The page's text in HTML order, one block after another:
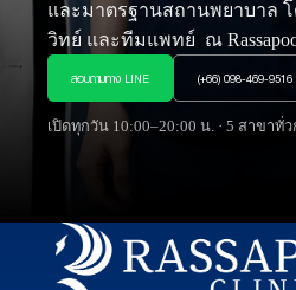
และมาตรฐานสถานพยาบาล
วิทย์ และทีมแพทย์ ณ
สอบถามทาง LINE
(+66) 098-469-9516
เปิดทุกวัน 10:00–20:00 น. · 5 สาขาทั่ว